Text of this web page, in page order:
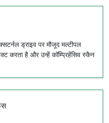
ड्राइव पर मौजूद मल्टीपल
करता है और उन्हें कॉम्प्रिहेंसिव स्कैन